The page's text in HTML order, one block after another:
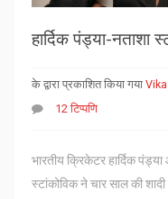
के द्वारा प्रकाशित किया गया
12 टिप्पणि
भारतीय क्रिकेटर हार्दिक
स्टांकोविक ने चार साल की